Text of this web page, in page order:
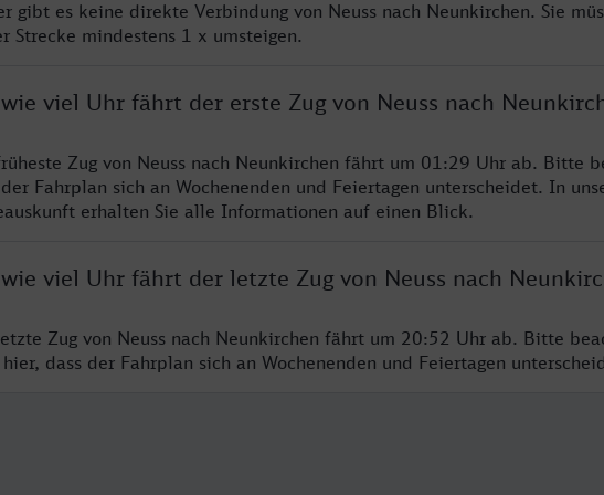
gibt es keine direkte Verbindung von Neuss nach Neunkirchen. Sie
Strecke mindestens 1 x umsteigen.
viel Uhr fährt der erste Zug von Neuss nach
Zug von Neuss nach Neunkirchen fährt um 01:29 Uhr ab. Bitte
Fahrplan sich an Wochenenden und Feiertagen unterscheidet. In
erhalten Sie alle Informationen auf einen Blick.
viel Uhr fährt der letzte Zug von Neuss nach
Zug von Neuss nach Neunkirchen fährt um 20:52 Uhr ab. Bitte
hier, dass der Fahrplan sich an Wochenenden und Feiertagen